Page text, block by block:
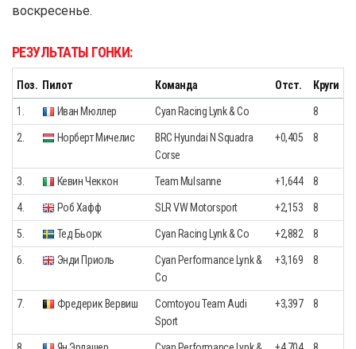
воскресенье.
РЕЗУЛЬТАТЫ ГОНКИ:
Поз. Пилот Команда Отст. Круги
1. Иван Мюллер Cyan Racing Lynk & Co 8
2. Норберт Мичелис
BRC Hyundai N Squadra
Corse
+0,405 8
3. Кевин Чеккон Team Mulsanne +1,644 8
4. Роб Хафф SLR VW Motorsport +2,153 8
5. Тед Бьорк Cyan Racing Lynk & Co +2,882 8
6. Энди Приоль
Cyan Performance Lynk &
Co
+3,169 8
7. Фредерик Вервиш
Comtoyou Team Audi
Sport
+3,397 8